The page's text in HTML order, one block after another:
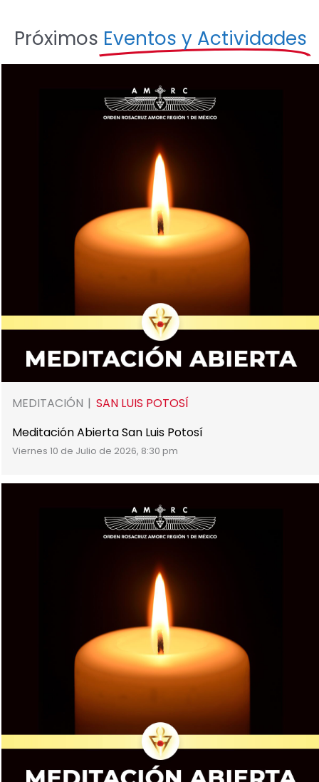
Próximos Eventos y Actividades
MEDITACIÓN
SAN LUIS POTOSÍ
Meditación Abierta San Luis Potosí
Viernes 10 de Julio de 2026, 8:30 pm